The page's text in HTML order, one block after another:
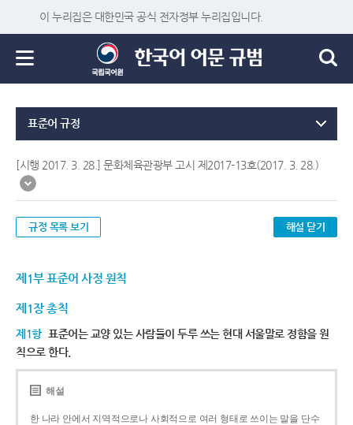
이 누리집은 대한민국 공식 전자정부 누리집입니다.
표준어 규정
[시행 2017. 3. 28.] 문화체육관광부 고시 제2017-13호(2017. 3. 28.)
규정 목록 보기 해설 닫기
제1부 표준어 사정 원칙
제1장 총칙
제1항 표준어는 교양 있는 사람들이 두루 쓰는 현대 서울말로 정함을 원
칙으로 한다.
해설
한 나라 안에서 지역적으로나 사회적으로 여러 형태로 쓰이는 말을 단수